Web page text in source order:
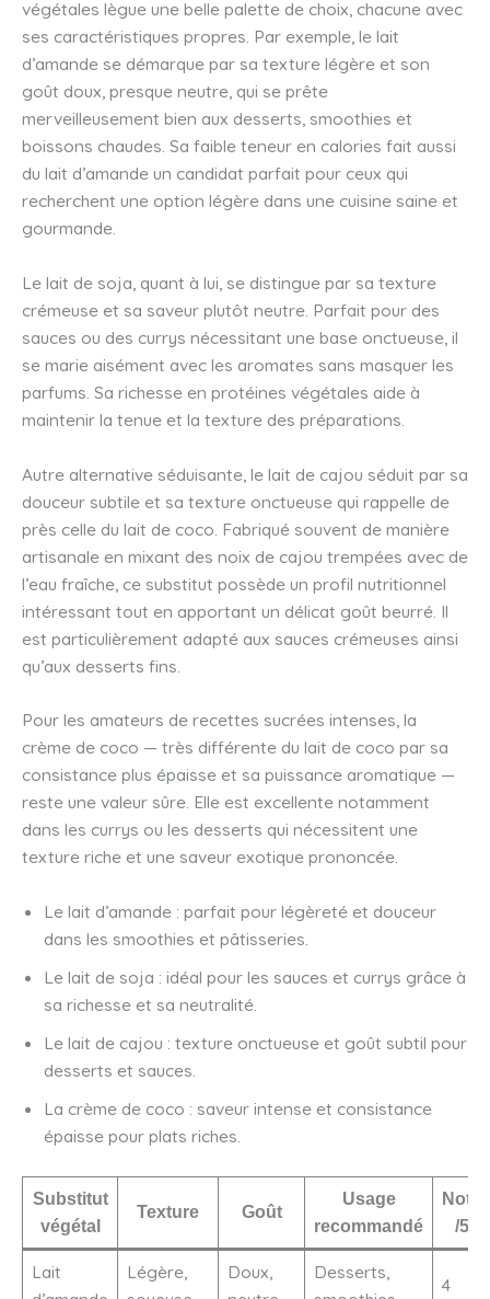
végétales lègue une belle palette de choix, chacune avec
ses caractéristiques propres. Par exemple, le lait
d’amande se démarque par sa texture légère et son
goût doux, presque neutre, qui se prête
merveilleusement bien aux desserts, smoothies et
boissons chaudes. Sa faible teneur en calories fait aussi
du lait d’amande un candidat parfait pour ceux qui
recherchent une option légère dans une cuisine saine et
gourmande.
Le lait de soja, quant à lui, se distingue par sa texture
crémeuse et sa saveur plutôt neutre. Parfait pour des
sauces ou des currys nécessitant une base onctueuse, il
se marie aisément avec les aromates sans masquer les
parfums. Sa richesse en protéines végétales aide à
maintenir la tenue et la texture des préparations.
Autre alternative séduisante, le lait de cajou séduit par sa
douceur subtile et sa texture onctueuse qui rappelle de
près celle du lait de coco. Fabriqué souvent de manière
artisanale en mixant des noix de cajou trempées avec de
l’eau fraîche, ce substitut possède un profil nutritionnel
intéressant tout en apportant un délicat goût beurré. Il
est particulièrement adapté aux sauces crémeuses ainsi
qu’aux desserts fins.
Pour les amateurs de recettes sucrées intenses, la
crème de coco — très différente du lait de coco par sa
consistance plus épaisse et sa puissance aromatique —
reste une valeur sûre. Elle est excellente notamment
dans les currys ou les desserts qui nécessitent une
texture riche et une saveur exotique prononcée.
Le lait d’amande : parfait pour légèreté et douceur
dans les smoothies et pâtisseries.
Le lait de soja : idéal pour les sauces et currys grâce à
sa richesse et sa neutralité.
Le lait de cajou : texture onctueuse et goût subtil pour
desserts et sauces.
La crème de coco : saveur intense et consistance
épaisse pour plats riches.
Substitut
végétal
Texture Goût
Usage
recommandé
Note
/5
Lait
Légère,
Doux,
Desserts,
4